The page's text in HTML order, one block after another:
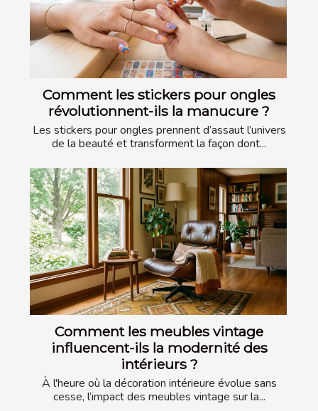
Comment les stickers pour ongles
révolutionnent-ils la manucure ?
Les stickers pour ongles prennent d’assaut l’univers
de la beauté et transforment la façon dont...
Comment les meubles vintage
influencent-ils la modernité des
intérieurs ?
À l'heure où la décoration intérieure évolue sans
cesse, l’impact des meubles vintage sur la...